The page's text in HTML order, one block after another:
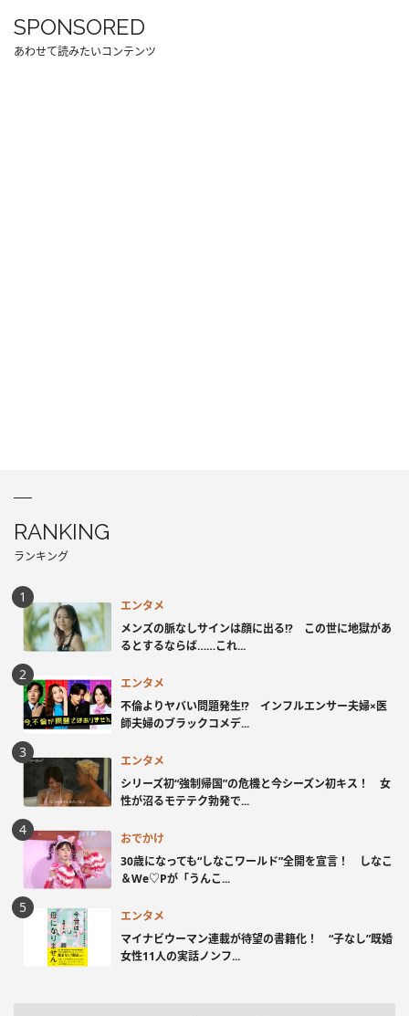
SPONSORED
あわせて読みたいコンテンツ
RANKING
ランキング
エンタメ
メンズの脈なしサインは顔に出る!? この世に地獄があ
るとするならば……これ...
エンタメ
不倫よりヤバい問題発生!? インフルエンサー夫婦×医
師夫婦のブラックコメデ...
エンタメ
シリーズ初“強制帰国”の危機と今シーズン初キス！ 女
性が沼るモテテク勃発で...
おでかけ
30歳になっても“しなこワールド”全開を宣言！ しなこ
＆We♡Pが「うんこ...
エンタメ
マイナビウーマン連載が待望の書籍化！ “子なし”既婚
女性11人の実話ノンフ...